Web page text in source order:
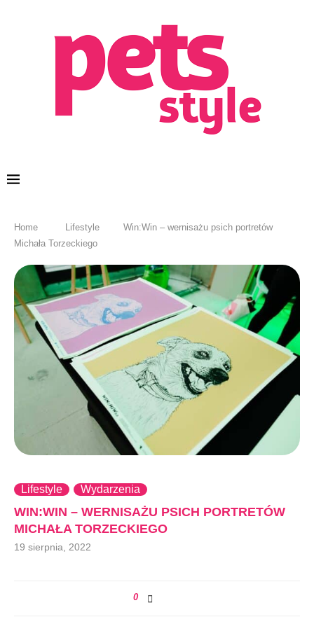
Home Lifestyle
Win:Win – wernisażu psich portretów
Michała Torzeckiego
Lifestyle Wydarzenia
WIN:WIN – WERNISAŻU PSICH PORTRETÓW
MICHAŁA TORZECKIEGO
19 sierpnia, 2022
0